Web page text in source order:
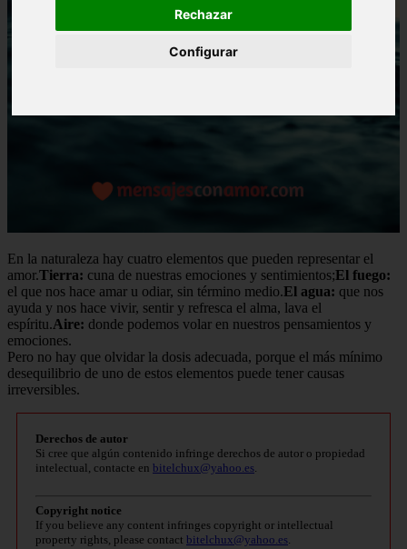
Rechazar
Configurar
En la naturaleza hay cuatro elementos que pueden representar el
amor.Tierra: cuna de nuestras emociones y sentimientos;El fuego:
el que nos hace amar u odiar, sin término medio.El agua: que nos
ayuda y nos hace vivir, sentir y refresca el alma, lava el
espíritu.Aire: donde podemos volar en nuestros pensamientos y
emociones.
Pero no hay que olvidar la dosis adecuada, porque el más mínimo
desequilibrio de uno de estos elementos puede tener causas
irreversibles.
Derechos de autor
Si cree que algún contenido infringe derechos de autor o propiedad
intelectual, contacte en bitelchux@yahoo.es
Copyright notice
If you believe any content infringes copyright or intellectual
property rights, please contact bitelchux@yahoo.es